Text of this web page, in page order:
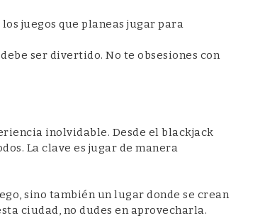
juegos que planeas jugar para
ser divertido. No te obsesiones con
inolvidable. Desde el blackjack
La clave es jugar de manera
sino también un lugar donde se crean
ciudad, no dudes en aprovecharla.